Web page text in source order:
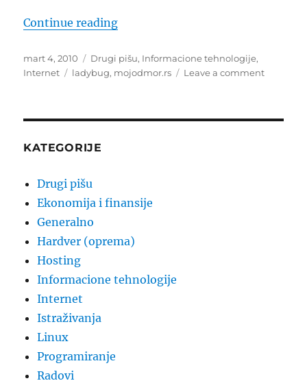
Continue reading“mojodmor.rs”
Posted
on
mart 4, 2010 Categories
Drugi pišu, Informacione tehnologije,
Internet
Tags
ladybug, mojodmor.rs Leave a commenton
KATEGORIJE
Drugi pišu
Ekonomija i finansije
Generalno
Hardver (oprema)
Hosting
Informacione tehnologije
Internet
Istraživanja
Linux
Programiranje
Radovi